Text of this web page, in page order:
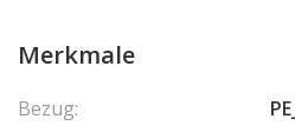
La résidence met à disposition des
terrasse.
Merkmale
Bezug: